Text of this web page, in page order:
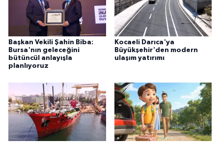
Başkan Vekili Şahin Biba:
Bursa'nın geleceğini
bütüncül anlayışla
planlıyoruz
Kocaeli Darıca'ya
Büyükşehir'den modern
ulaşım yatırımı